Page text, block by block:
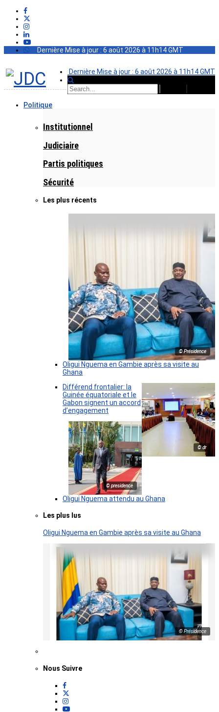
Dernière Mise à jour : 6 août 2026 à 11h14 GMT
Dernière Mise à jour : 6 août 2026 à 11h14 GMT
Politique
Institutionnel
Judiciaire
Partis politiques
Sécurité
Les plus récents
© Présidence
Oligui Nguema en Gambie après sa visite au
Ghana
© dr
Différend frontalier: la
Guinée équatoriale et le
Gabon signent un accord
d’engagement
© presidence
Oligui Nguema attendu au Ghana
Les plus lus
Oligui Nguema en Gambie après sa visite au Ghana
© Présidence
Nous Suivre